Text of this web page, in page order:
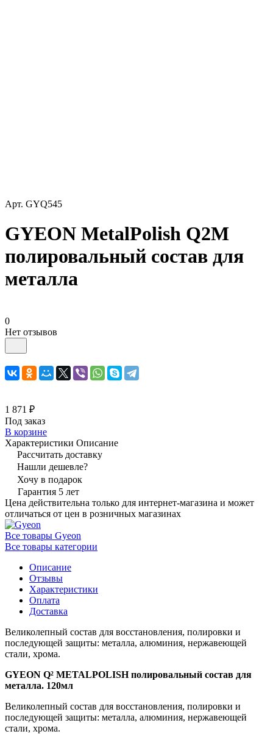
Арт. GYQ545
GYEON MetalPolish Q2M
полировальный состав для
металла
0
Нет отзывов
1 871 ₽
Под заказ
В корзине
Характеристики Описание
Рассчитать доставку
Нашли дешевле?
Хочу в подарок
Гарантия 5 лет
Цена действительна только для интернет-магазина и может
отличаться от цен в розничных магазинах
Все товары Gyeon
Все товары категории
Описание
Отзывы
Характеристики
Оплата
Доставка
Великолепный состав для восстановления, полировки и
последующей защиты: металла, алюминия, нержавеющей
стали, хрома.
GYEON Q² METALPOLISH полировальный состав для
металла. 120мл
Великолепный состав для восстановления, полировки и
последующей защиты: металла, алюминия, нержавеющей
стали, хрома.